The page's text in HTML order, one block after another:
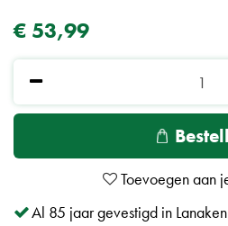
€ 53,99
Al 85 jaar gevestigd in Lanaken